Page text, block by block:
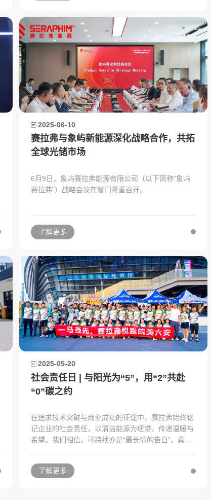
2025-06-10
赛拉弗与象屿新能源深化战略合作，共拓
全球光储市场
6月9日，象屿赛拉弗能源有限公司（以下简称“象屿
赛拉弗”）战略会议在厦门隆重召开。
了解更多
2025-05-20
社会责任日 | 与阳光为“5”，用“2”共赴
“0”碳之约
在追求技术突破与商业成功的征途中，赛拉弗始终铭
记企业的社会责任，以清洁能源为纽带，传递温暖与
希望。我们相信，可持续亦是“最长情的告白”，真正
来可持续的改变。
了解更多